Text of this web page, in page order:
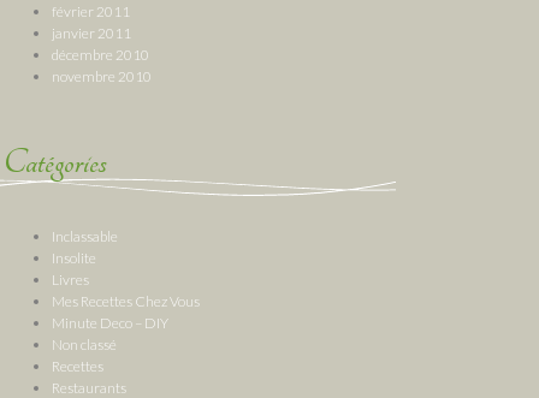
février 2011
janvier 2011
décembre 2010
novembre 2010
Catégories
Inclassable
Insolite
Livres
Mes Recettes Chez Vous
Minute Deco – DIY
Non classé
Recettes
Restaurants